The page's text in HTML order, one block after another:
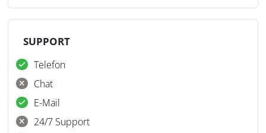
SUPPORT
Telefon
Chat
E-Mail
24/7 Support